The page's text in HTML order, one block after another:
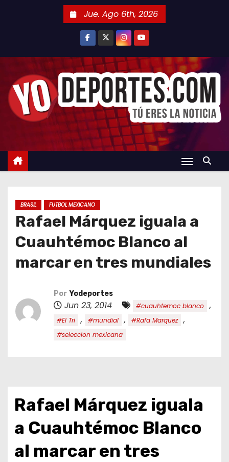
n
Jue. Ago 6th, 2026
BRASIL FUTBOL MEXICANO
Rafael Márquez iguala a
Cuauhtémoc Blanco al
marcar en tres mundiales
Por Yodeportes
Jun 23, 2014 #cuauhtemoc blanco ,
#El Tri , #mundial , #Rafa Marquez ,
#seleccion mexicana
Rafael Márquez iguala
a Cuauhtémoc Blanco
al marcar en tres